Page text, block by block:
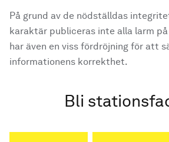
På grund av de nödställdas
karaktär publiceras inte alla larm
har även en viss fördröjning för att
informationens korrekthet.
Bli